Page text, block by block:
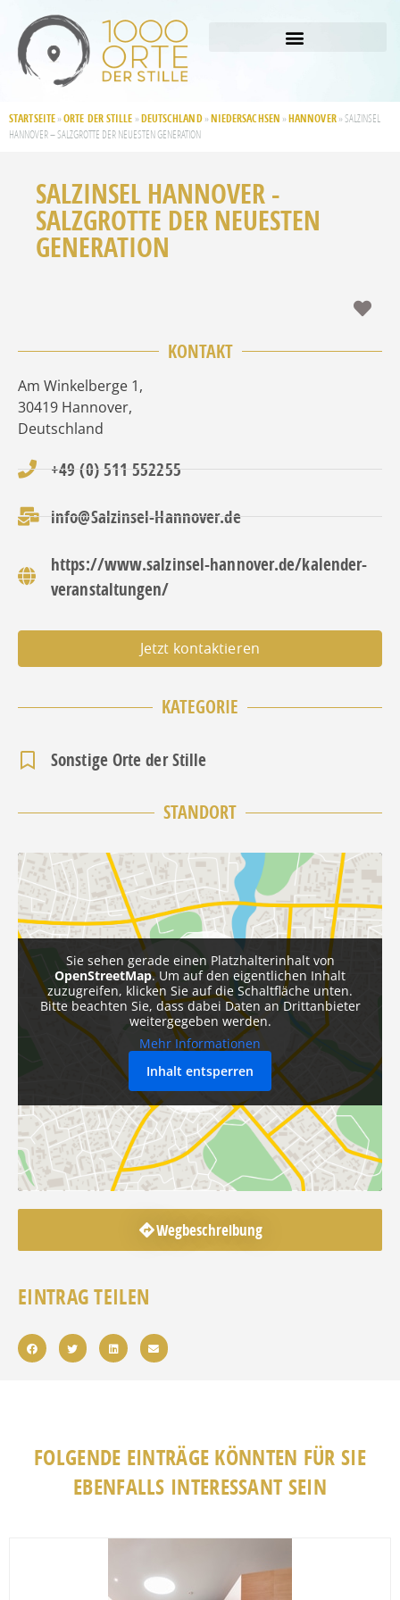
STARTSEITE » ORTE DER STILLE » DEUTSCHLAND» NIEDERSACHSEN » HANNOVER» SALZINSEL
HANNOVER – SALZGROTTE DER NEUESTEN GENERATION
SALZINSEL HANNOVER -
SALZGROTTE DER NEUESTEN
GENERATION
KONTAKT
Am Winkelberge 1,
30419 Hannover,
Deutschland
+49 (0) 511 552255
info@Salzinsel-Hannover.de
https://www.salzinsel-hannover.de/kalender-
veranstaltungen/
Jetzt kontaktieren
KATEGORIE
Sonstige Orte der Stille
STANDORT
Sie sehen gerade einen Platzhalterinhalt von
OpenStreetMap. Um auf den eigentlichen Inhalt
zuzugreifen, klicken Sie auf die Schaltfläche unten.
Bitte beachten Sie, dass dabei Daten an Drittanbieter
weitergegeben werden.
Mehr Informationen
Inhalt entsperren
Wegbeschreibung
EINTRAG TEILEN
FOLGENDE EINTRÄGE KÖNNTEN FÜR SIE
EBENFALLS INTERESSANT SEIN